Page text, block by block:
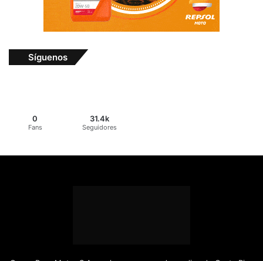
Síguenos
0
Fans
31.4k
Seguidores